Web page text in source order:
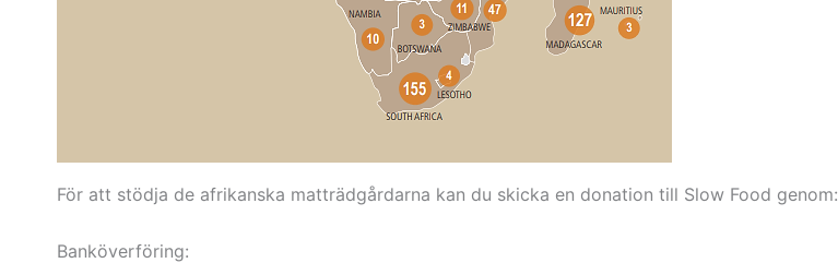
För att stödja de afrikanska matträdgårdarna kan du skicka en donation till Slow Food genom:
Banköverföring: